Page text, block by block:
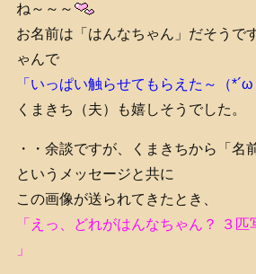
ね～～～
お名前は「はんなちゃん」だそうで
ゃんで
「いっぱい触らせてもらえた～（*´ω
くまきち（夫）も嬉しそうでした。
・・余談ですが、くまきちから「名
というメッセージと共に
この画像が送られてきたとき、
「えっ、どれがはんなちゃん？ ３匹
」